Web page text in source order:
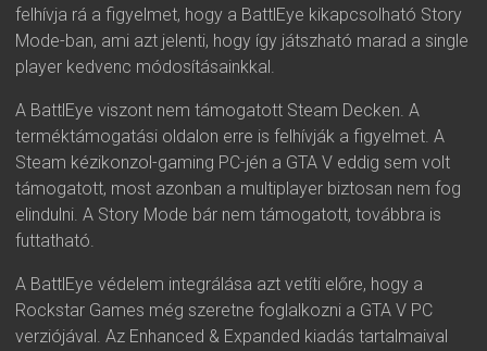
felhívja rá a figyelmet, hogy a BattlEye kikapcsolható Story
Mode-ban, ami azt jelenti, hogy így játszható marad a single
player kedvenc módosításainkkal.
A BattlEye viszont nem támogatott Steam Decken. A
terméktámogatási oldalon erre is felhívják a figyelmet. A
Steam kézikonzol-gaming PC-jén a GTA V eddig sem volt
támogatott, most azonban a multiplayer biztosan nem fog
elindulni. A Story Mode bár nem támogatott, továbbra is
futtatható.
A BattlEye védelem integrálása azt vetíti előre, hogy a
Rockstar Games még szeretne foglalkozni a GTA V PC
verziójával. Az Enhanced & Expanded kiadás tartalmaival